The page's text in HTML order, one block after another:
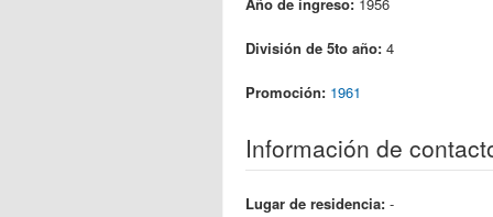
División de 5to año: 4
Promoción: 1961
Información de
Lugar de residencia: -